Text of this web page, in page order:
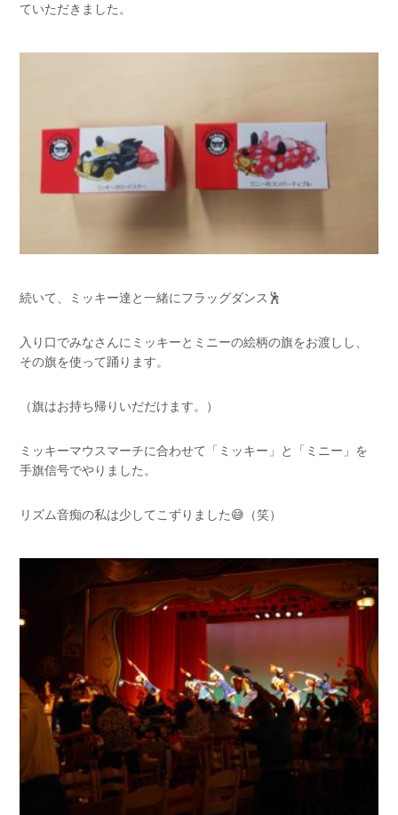
ていただきました。
続いて、ミッキー達と一緒にフラッグダンス🕺
入り口でみなさんにミッキーとミニーの絵柄の旗をお渡しし、
その旗を使って踊ります。
（旗はお持ち帰りいだだけます。）
ミッキーマウスマーチに合わせて「ミッキー」と「ミニー」を
手旗信号でやりました。
リズム音痴の私は少してこずりました😅（笑）